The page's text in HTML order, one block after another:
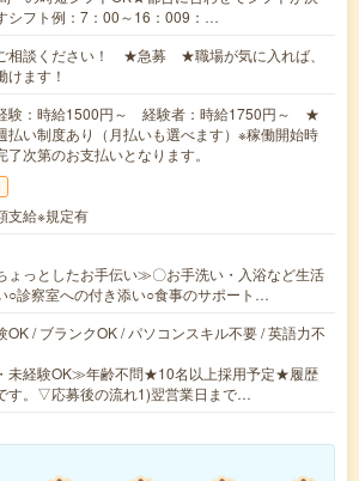
シフト例：7：00～16：009：…
相談ください！ ★急募 ★職場が気に入れば、
けます！
験：時給1500円～ 経験者：時給1750円～ ★
払い制度あり（月払いも選べます）※稼働開始時
了次第のお支払いとなります。
支給※規定有
ょっとしたお手伝い≫〇お手洗い・入浴など生活
○診察室への付き添い○食事のサポート…
OK / ブランクOK / パソコンスキル不要 / 英語力不
未経験OK≫年齢不問★10名以上採用予定★履歴
す。▽応募後の流れ1)翌営業日まで…